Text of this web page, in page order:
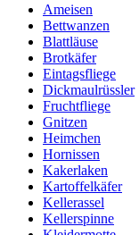
Ameisen
Bettwanzen
Blattläuse
Brotkäfer
Eintagsfliege
Dickmaulrüssler
Fruchtfliege
Gnitzen
Heimchen
Hornissen
Kakerlaken
Kartoffelkäfer
Kellerassel
Kellerspinne